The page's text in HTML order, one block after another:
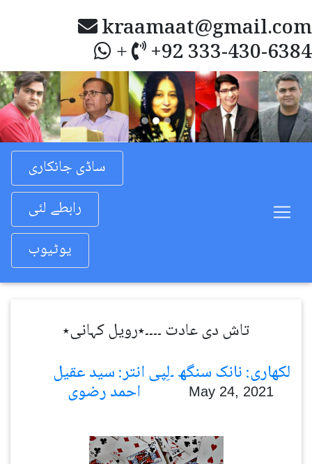
kraamaat@gmail.com
+ +92 333-430-6384
Previous
ساڈی جانکاری
رابطے لئی
یوٹیوب
تاش دی عادت ۔۔۔۔٭رویل کہانی٭
لکھاری: نانک سنگھ ۔لِپی انتر: سید عقیل
May 24, 2021